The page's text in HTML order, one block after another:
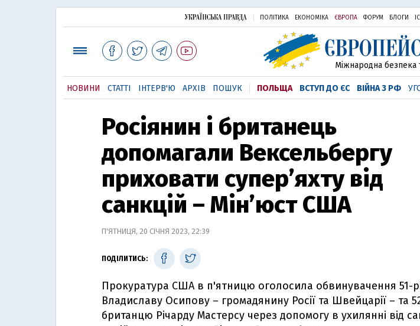
ПОЛІТИКА ЕКОНОМІКА ЄВРОПА ФОРУМ БЛОГИ
Міжнародна безпека
НОВИНИ СТАТТІ ІНТЕРВ'Ю АРХІВ ПОШУК ПОЛЬЩА ВСТУП ДО ЄС ВІЙНА З РФ
Росіянин і британець
допомагали Вексельбергу
приховати супер’яхту від
санкцій – Мін’юст США
П'ЯТНИЦЯ, 20 СІЧНЯ 2023, 22:39
ПОДІЛИТИСЬ:
Прокуратура США в п'ятницю оголосила обвинувачення 51-
Владиславу Осипову – громадянину Росії та Швейцарії – та
британцю Річарду Мастерсу через допомогу в ухилянні від